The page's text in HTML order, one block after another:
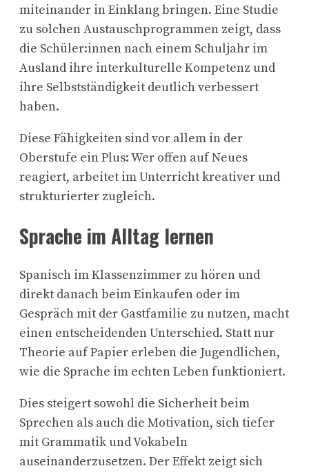
miteinander in Einklang bringen. Eine Studie
zu solchen Austauschprogrammen zeigt, dass
die Schüler:innen nach einem Schuljahr im
Ausland ihre interkulturelle Kompetenz und
ihre Selbstständigkeit deutlich verbessert
haben.
Diese Fähigkeiten sind vor allem in der
Oberstufe ein Plus: Wer offen auf Neues
reagiert, arbeitet im Unterricht kreativer und
strukturierter zugleich.
Sprache im Alltag lernen
Spanisch im Klassenzimmer zu hören und
direkt danach beim Einkaufen oder im
Gespräch mit der Gastfamilie zu nutzen, macht
einen entscheidenden Unterschied. Statt nur
Theorie auf Papier erleben die Jugendlichen,
wie die Sprache im echten Leben funktioniert.
Dies steigert sowohl die Sicherheit beim
Sprechen als auch die Motivation, sich tiefer
mit Grammatik und Vokabeln
auseinanderzusetzen. Der Effekt zeigt sich